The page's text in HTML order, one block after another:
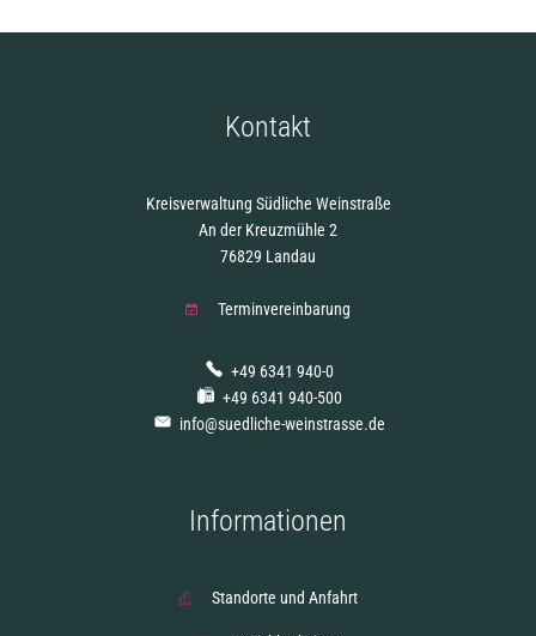
Kontakt
Kreisverwaltung Südliche Weinstraße
An der Kreuzmühle 2
76829 Landau
Terminvereinbarung
+49 6341 940-0
+49 6341 940-500
info@suedliche-weinstrasse.de
Informationen
Standorte und Anfahrt